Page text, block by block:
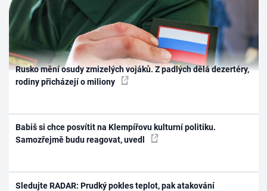
Rusko mění osudy zmizelých vojáků. Z padlých dělá dezertéry,
rodiny přicházejí o miliony
Babiš si chce posvítit na Klempířovu kulturní politiku.
Samozřejmě budu reagovat, uvedl
Sledujte RADAR: Prudký pokles teplot, pak atakování